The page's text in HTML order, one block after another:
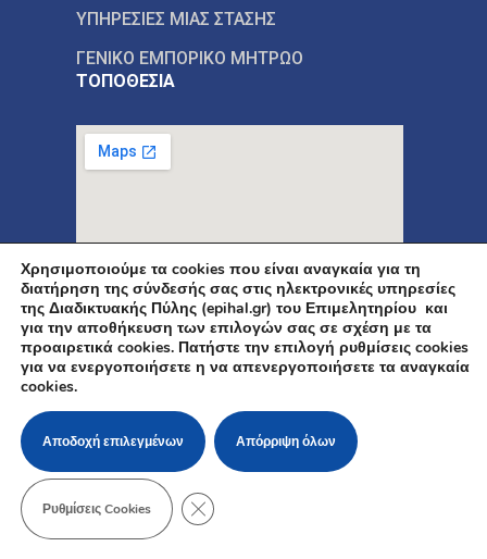
ΥΠΗΡΕΣΙΕΣ ΜΙΑΣ ΣΤΑΣΗΣ
ΓΕΝΙΚΟ ΕΜΠΟΡΙΚΟ ΜΗΤΡΩΟ
ΤΟΠΟΘΕΣΙΑ
Copyright © 2021Powered by Knowledge A.E
Χρησιμοποιούμε τα cookies που είναι αναγκαία για τη
διατήρηση της σύνδεσής σας στις ηλεκτρονικές υπηρεσίες
της Διαδικτυακής Πύλης (epihal.gr) του Επιμελητηρίου και
για την αποθήκευση των επιλογών σας σε σχέση με τα
προαιρετικά cookies. Πατήστε την επιλογή ρυθμίσεις cookies
για να ενεργοποιήσετε η να απενεργοποιήσετε τα αναγκαία
cookies.
Αποδοχή επιλεγμένων Απόρριψη όλων
Ρυθμίσεις Cookies ΚΛΕΊΣΙΜΟ ΤΟΥ COOKIE BANNER ΓΙΑ